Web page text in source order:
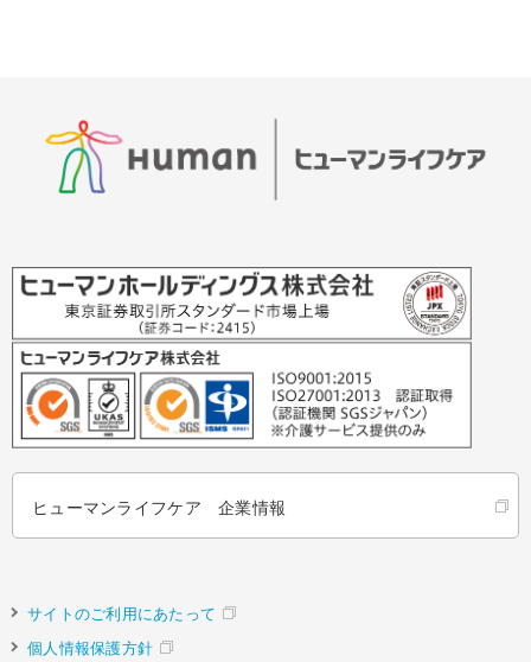
ヒューマンライフケア 企業情報
サイトのご利用にあたって
個人情報保護方針